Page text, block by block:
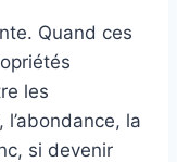
Quand ces
les
la
si devenir